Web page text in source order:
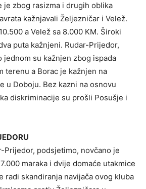
je zbog rasizma i drugih oblika
kažnjavali Željezničar i Velež.
a Velež sa 8.000 KM. Široki
puta kažnjeni. Rudar-Prijedor,
jednom su kažnjen zbog ispada
terenu a Borac je kažnjen na
u Doboju. Bez kazni na osnovu
diskriminacije su prošli Posušje i
Prijedor, podsjetimo, novčano je
maraka i dvije domaće utakmice
radi skandiranja navijača ovog kluba